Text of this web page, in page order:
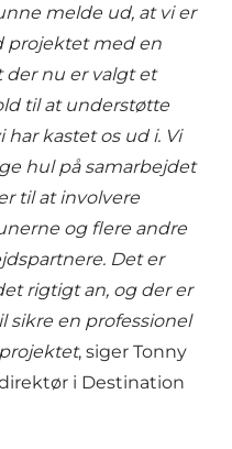
melde ud, at vi er
projektet med en
nu er valgt et
til at understøtte
kastet os ud i. Vi
hul på samarbejdet
til at involvere
og flere andre
Det er
rigtigt an, og der er
sikre en professionel
, siger Tonny
i Destination